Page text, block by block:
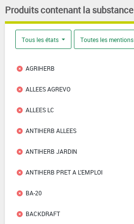
Produits contenant la substance
Tous les états Toutes les mentions
AGRIHERB
ALLEES AGREVO
ALLEES LC
ANTIHERB ALLEES
ANTIHERB JARDIN
ANTIHERB PRET A L'EMPLOI
BA-20
BACKDRAFT